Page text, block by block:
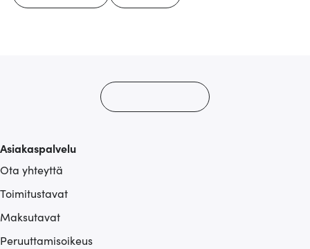
Asiakaspalvelu
Ota yhteyttä
Toimitustavat
Maksutavat
Peruuttamisoikeus